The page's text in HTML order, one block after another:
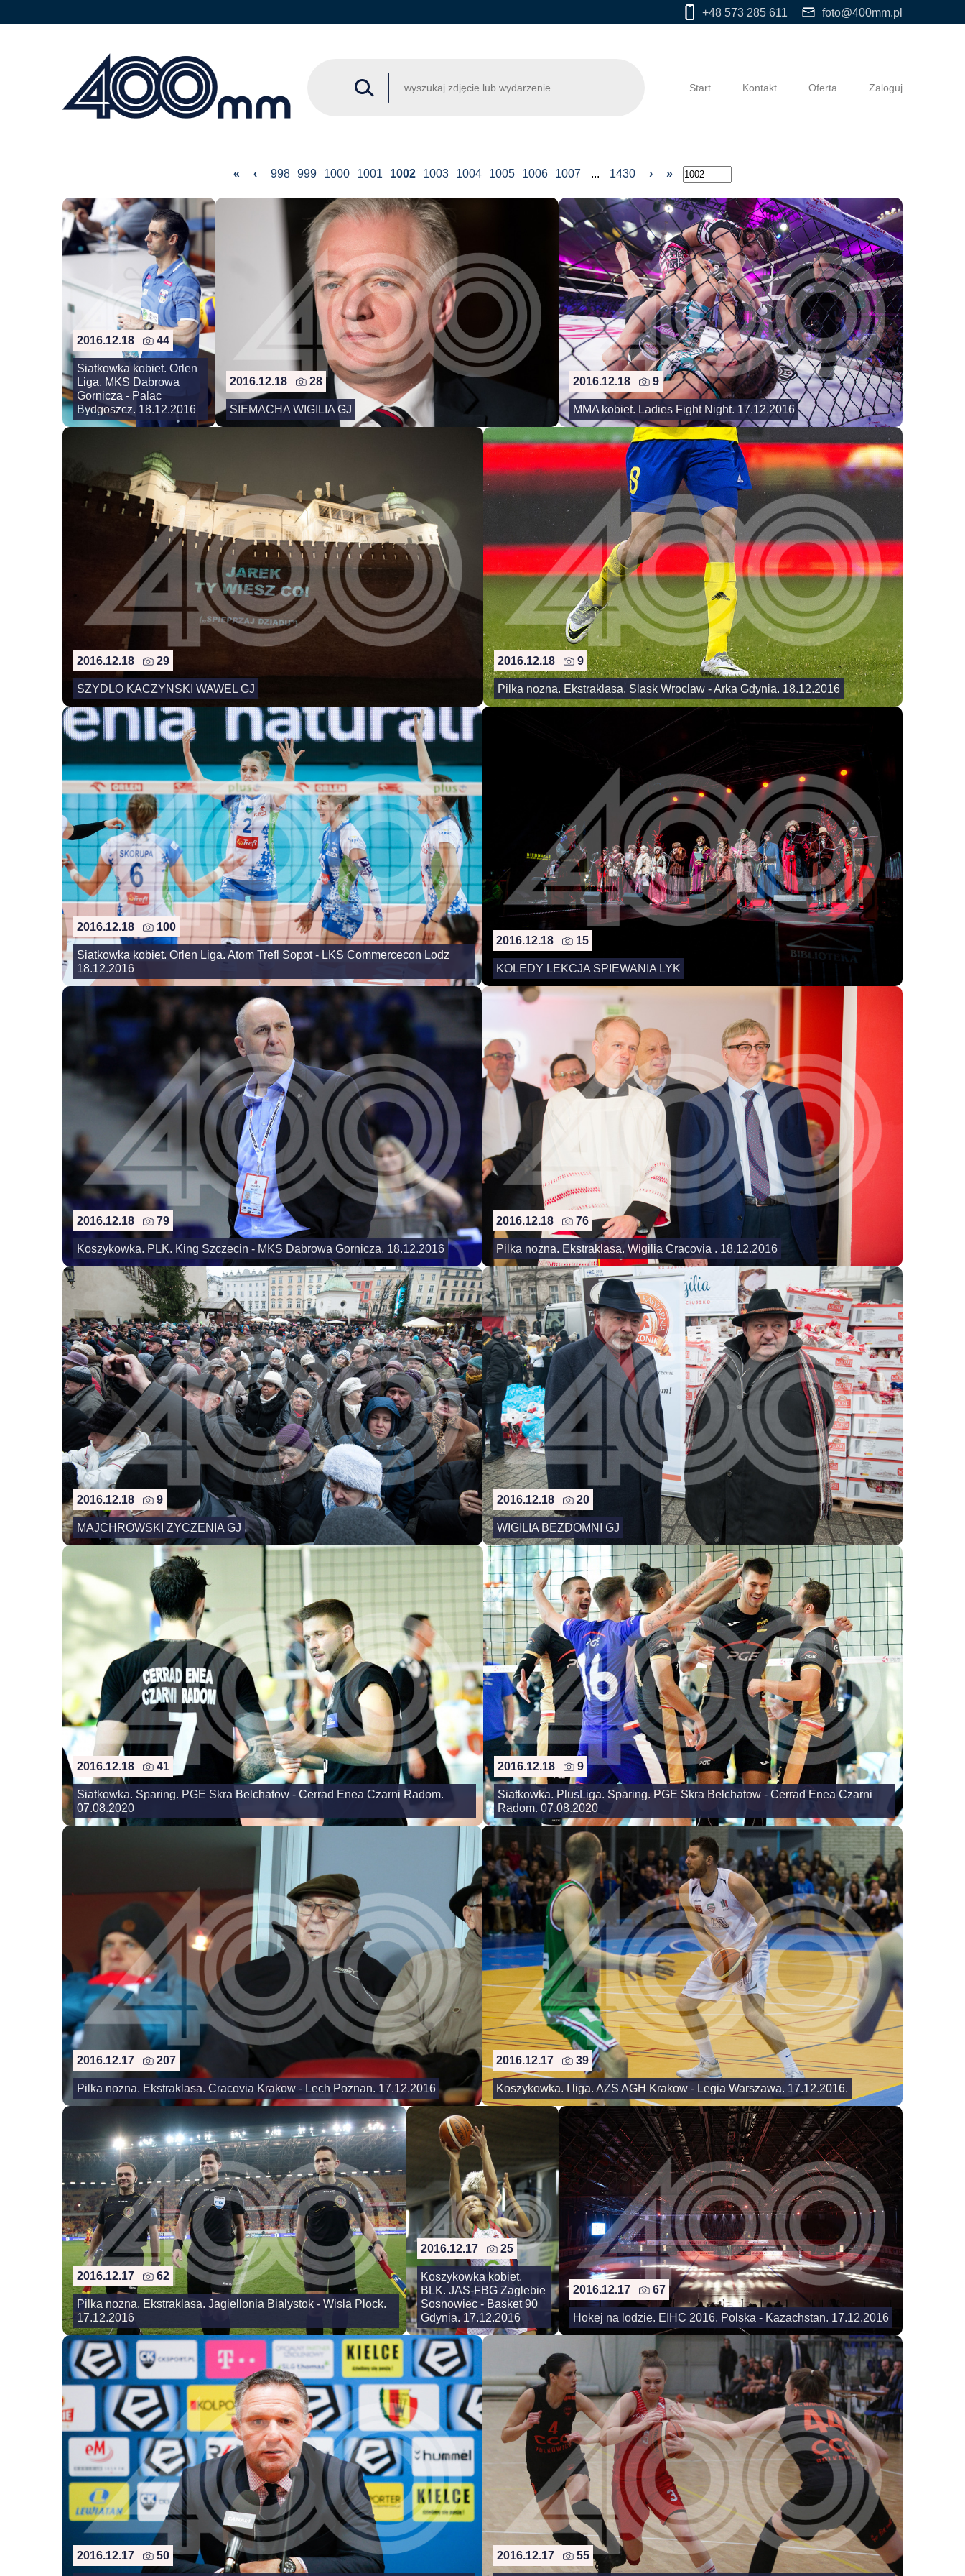
+48 573 285 611 foto@400mm.pl
Start Kontakt Oferta Zaloguj
« ‹ 998 999 1000 1001 1002 1003 1004 1005 1006 1007 ... 1430 › »
2016.12.18 44
Siatkowka kobiet. Orlen
Liga. MKS Dabrowa
Gornicza - Palac
Bydgoszcz. 18.12.2016
2016.12.18 28
SIEMACHA WIGILIA GJ
2016.12.18 9
MMA kobiet. Ladies Fight Night. 17.12.2016
2016.12.18 29
SZYDLO KACZYNSKI WAWEL GJ
2016.12.18 9
Pilka nozna. Ekstraklasa. Slask Wroclaw - Arka Gdynia. 18.12.2016
2016.12.18 100
Siatkowka kobiet. Orlen Liga. Atom Trefl Sopot - LKS Commercecon Lodz
18.12.2016
2016.12.18 15
KOLEDY LEKCJA SPIEWANIA LYK
2016.12.18 79
Koszykowka. PLK. King Szczecin - MKS Dabrowa Gornicza. 18.12.2016
2016.12.18 76
Pilka nozna. Ekstraklasa. Wigilia Cracovia . 18.12.2016
2016.12.18 9
MAJCHROWSKI ZYCZENIA GJ
2016.12.18 20
WIGILIA BEZDOMNI GJ
2016.12.18 41
Siatkowka. Sparing. PGE Skra Belchatow - Cerrad Enea Czarni Radom.
07.08.2020
2016.12.18 9
Siatkowka. PlusLiga. Sparing. PGE Skra Belchatow - Cerrad Enea Czarni
Radom. 07.08.2020
2016.12.17 207
Pilka nozna. Ekstraklasa. Cracovia Krakow - Lech Poznan. 17.12.2016
2016.12.17 39
Koszykowka. I liga. AZS AGH Krakow - Legia Warszawa. 17.12.2016.
2016.12.17 62
Pilka nozna. Ekstraklasa. Jagiellonia Bialystok - Wisla Plock.
17.12.2016
2016.12.17 25
Koszykowka kobiet.
BLK. JAS-FBG Zaglebie
Sosnowiec - Basket 90
Gdynia. 17.12.2016
2016.12.17 67
Hokej na lodzie. EIHC 2016. Polska - Kazachstan. 17.12.2016
2016.12.17 50 2016.12.17 55